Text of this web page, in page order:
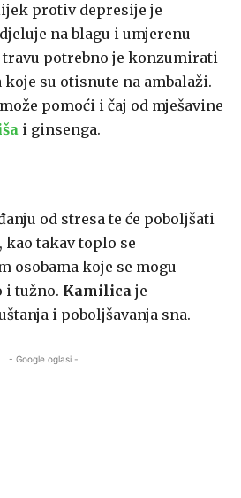
protiv depresije je
na blagu i umjerenu
potrebno je konzumirati
su otisnute na ambalaži.
pomoći i čaj od mješavine
i ginsenga.
od stresa te će poboljšati
takav toplo se
osobama koje se mogu
i tužno. Kamilica je
i poboljšavanja sna.
- Google oglasi -